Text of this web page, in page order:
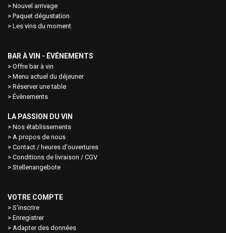
Nouvel arrivage
Paquet dégustation
Les vins du moment
BAR À VIN - ÉVÉNEMENTS
Offre bar à vin
Menu actuel du déjeuner
Réserver une table
Évènements
LA PASSION DU VIN
Nos établissements
A propos de nous
Contact / heures d'ouvertures
Conditions de livraison / CGV
Stellenangebote
VOTRE COMPTE
S'inscrire
Enregistrer
Adapter des données